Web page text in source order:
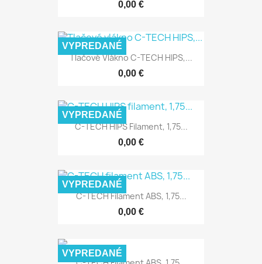
0,00 €
Tlačové Vlákno C-TECH HIPS,...
0,00 €
VYPREDANÉ
C-TECH HIPS Filament, 1,75...
0,00 €
VYPREDANÉ
C-TECH Filament ABS, 1,75...
0,00 €
VYPREDANÉ
VYPREDANÉ